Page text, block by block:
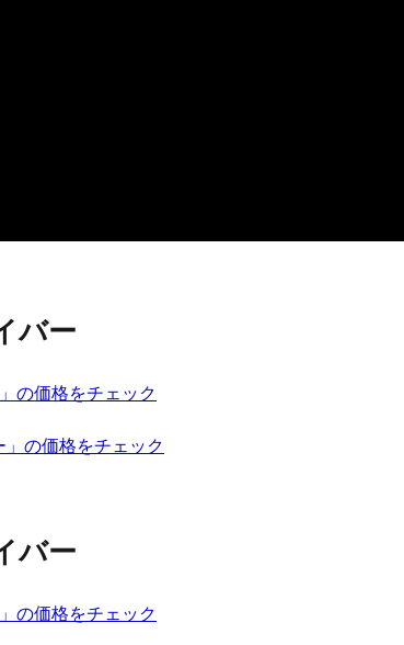
バー
の価格をチェック
の価格をチェック
バー
の価格をチェック